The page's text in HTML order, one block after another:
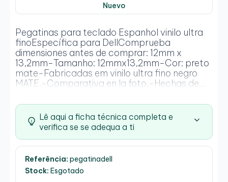
Nuevo
Pegatinas para teclado Espanhol vinilo ultra
finoEspecífica para DellComprueba
dimensiones antes de comprar: 12mm x
13,2mm-Tamanho: 12mmx13,2mm-Cor: preto
mate-Fabricadas em vinilo ultra fino negro
MATE.-Comparativa en la foto.-Hechas de
tecladosLIMPAR O TECLADO PREVIAMENTE
COM ÁLCOOL ANTES DE COLOCAR.
Lê aqui a ficha técnica completa e
verifica se se adequa a ti
Referência: pegatinadell
Stock: Esgotado